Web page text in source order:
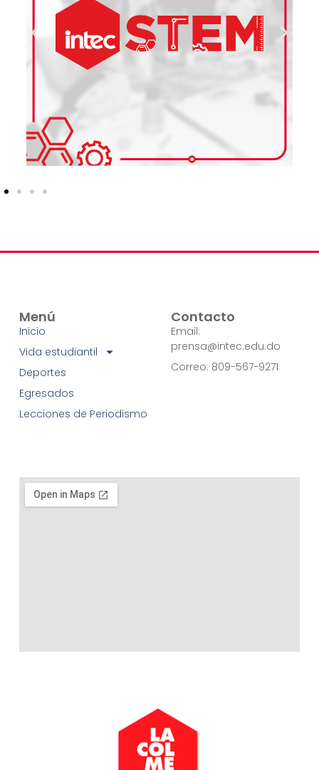
Menú
Inicio
Vida estudiantil
Deportes
Egresados
Lecciones de Periodismo
Contacto
Email:
prensa@intec.edu.do
Correo: 809-567-9271